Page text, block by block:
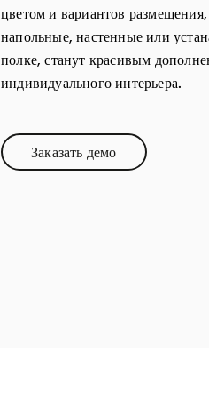
цветом и вариантов
напольные, настенные или
полке, станут красивым
индивидуального интерьера.
Заказать демоLink Opens in New